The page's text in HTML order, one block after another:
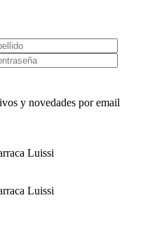
y novedades por email